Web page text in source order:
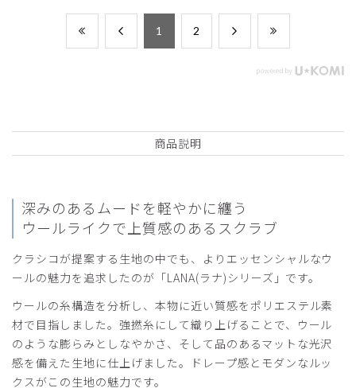
​1 ​2
商品説明
深みのあるムードを軽やかに纏う
ウールライクで上質感のあるスクラブ
クラシコが提案する生地の中でも、よりエッセンシャルなウ
ールの魅力を追求したのが「LANA(ラナ)シリーズ」です。
ウールの糸構造を分析し、本物に近い質感をポリエステル素
材で目指しました。強撚糸にして織り上げることで、ウール
のような膨らみとしなやかさ、そして品のあるマットな光沢
感を備えた生地に仕上げました。ドレープ感とモダンなルッ
クスがこの生地の魅力です。